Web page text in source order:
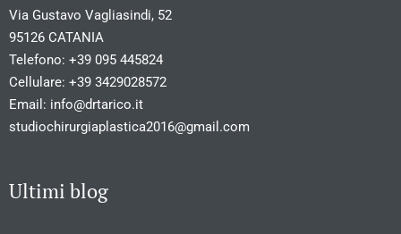
Via Gustavo Vagliasindi, 52
95126 CATANIA
Telefono: +39 095 445824
Cellulare: +39 3429028572
Email: info@drtarico.it
studiochirurgiaplastica2016@gmail.com
Ultimi blog